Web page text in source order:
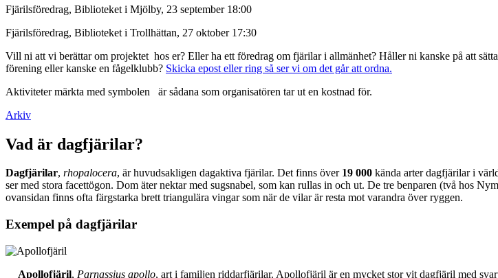
Fjärilsföredrag, Biblioteket i Mjölby, 23 september 18:00
Fjärilsföredrag, Biblioteket i Trollhättan, 27 oktober 17:30
Vill ni att vi berättar om projektet hos er? Eller ha ett föredrag om fjärilar i allmänhet? Håller ni kanske på att
förening eller kanske en fågelklubb? Skicka epost eller ring så ser vi om det går att ordna.
Aktiviteter märkta med symbolen
är sådana som organisatören tar ut en kostnad för.
Arkiv
Vad är dagfjärilar?
Dagfjärilar, rhopalocera, är huvudsakligen dagaktiva fjärilar. Det finns över 19 000 kända arter dagfjärilar i
ser med stora facettögon. Dom äter nektar med sugsnabel, som kan rullas in och ut. De tre benparen (två hos
ovansidan finns ofta färgstarka brett triangulära vingar som när de vilar är resta mot varandra över ryggen.
Exempel på dagfjärilar
Apollofjäril, Parnassius apollo, art i familjen riddarfjärilar. Apollofjäril är en mycket stor vit dagfjäril med